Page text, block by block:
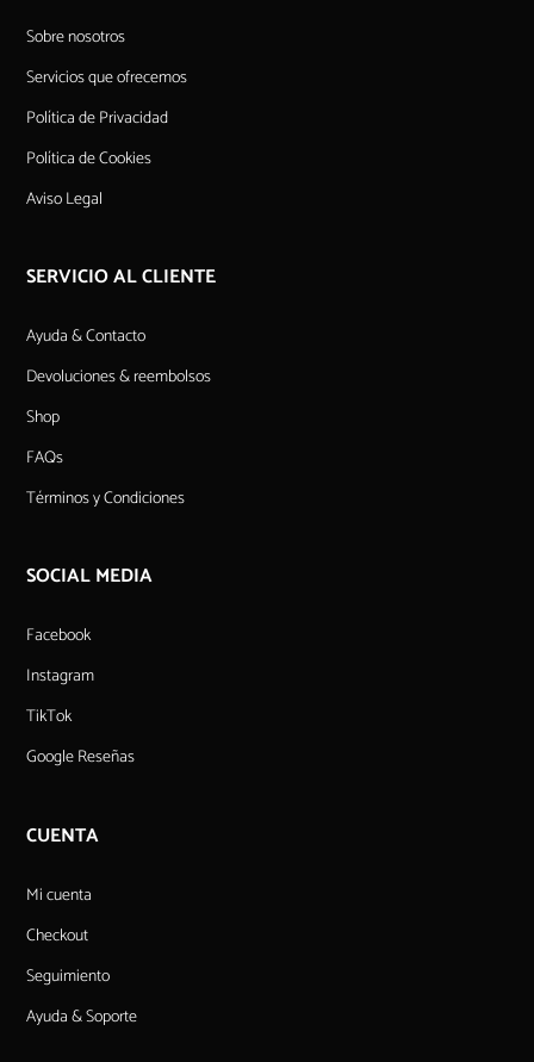
Sobre nosotros
Servicios que ofrecemos
Política de Privacidad
Política de Cookies
Aviso Legal
SERVICIO AL CLIENTE
Ayuda & Contacto
Devoluciones & reembolsos
Shop
FAQs
Términos y Condiciones
SOCIAL MEDIA
Facebook
Instagram
TikTok
Google Reseñas
CUENTA
Mi cuenta
Checkout
Seguimiento
Ayuda & Soporte